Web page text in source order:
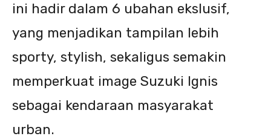
ini hadir dalam 6 ubahan ekslusif,
yang menjadikan tampilan lebih
sporty, stylish, sekaligus semakin
memperkuat image Suzuki Ignis
sebagai kendaraan masyarakat
urban.